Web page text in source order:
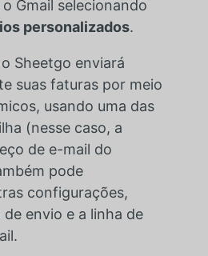
Gmail selecionando
personalizados.
Sheetgo enviará
suas faturas por meio
usando uma das
(nesse caso, a
de e-mail do
pode
configurações,
envio e a linha de